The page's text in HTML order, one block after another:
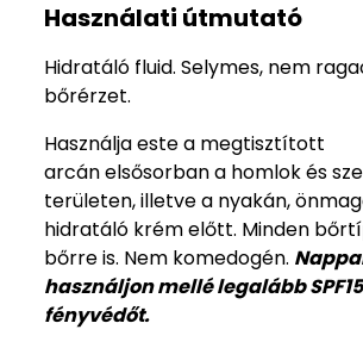
Használati útmutató
Hidratáló fluid. Selymes, nem
bőrérzet.
Használja este a megtisztított
arcán elsősorban a homlok és
területen, illetve a nyakán,
hidratáló krém előtt. Minden
bőrre is. Nem komedogén.
használjon mellé legalább
fényvédőt.